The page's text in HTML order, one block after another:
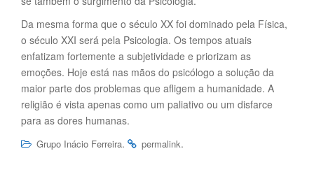
Da mesma forma que o século XX foi dominado pela Física,
o século XXI será pela Psicologia. Os tempos atuais
enfatizam fortemente a subjetividade e priorizam as
emoções. Hoje está nas mãos do psicólogo a solução da
maior parte dos problemas que afligem a humanidade. A
religião é vista apenas como um paliativo ou um disfarce
para as dores humanas.
Grupo Inácio Ferreira. permalink.